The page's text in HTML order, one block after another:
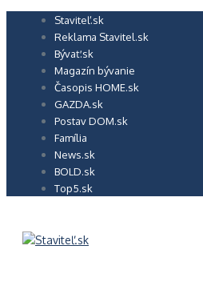
Preskočiť
Staviteľ.sk
Reklama Stavitel.sk
Bývať.sk
Magazín bývanie
Časopis HOME.sk
GAZDA.sk
Postav DOM.sk
Família
News.sk
BOLD.sk
Top5.sk